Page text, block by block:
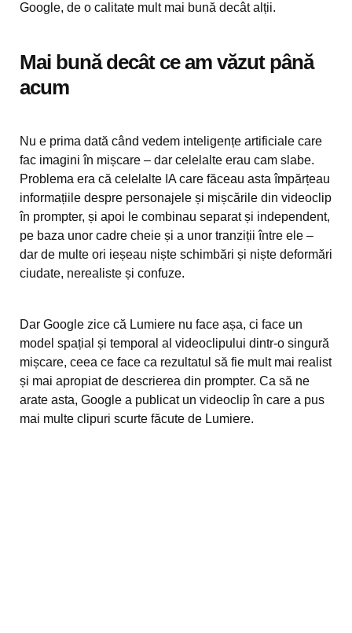
Google, de o calitate mult mai bună decât alții.
Mai bună decât ce am văzut până
acum
Nu e prima dată când vedem inteligențe artificiale care
fac imagini în mișcare – dar celelalte erau cam slabe.
Problema era că celelalte IA care făceau asta împărțeau
informațiile despre personajele și mișcările din videoclip
în prompter, și apoi le combinau separat și independent,
pe baza unor cadre cheie și a unor tranziții între ele –
dar de multe ori ieșeau niște schimbări și niște deformări
ciudate, nerealiste și confuze.
Dar Google zice că Lumiere nu face așa, ci face un
model spațial și temporal al videoclipului dintr-o singură
mișcare, ceea ce face ca rezultatul să fie mult mai realist
și mai apropiat de descrierea din prompter. Ca să ne
arate asta, Google a publicat un videoclip în care a pus
mai multe clipuri scurte făcute de Lumiere.